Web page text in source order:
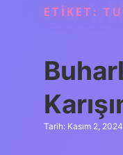
ETIKET:
Tarih: Kasım 2, 2024